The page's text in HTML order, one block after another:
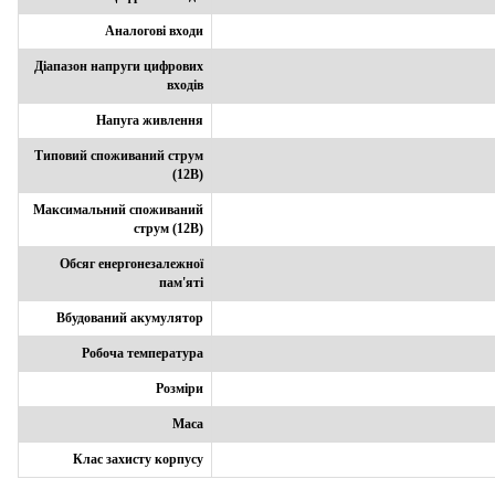
Аналогові входи
Діапазон напруги цифрових
входів
Напуга живлення
Типовий споживаний струм
(12В)
Максимальний споживаний
струм (12В)
Обсяг енергонезалежної
пам'яті
Вбудований акумулятор
Робоча температура
Розміри
Маса
Клас захисту корпусу